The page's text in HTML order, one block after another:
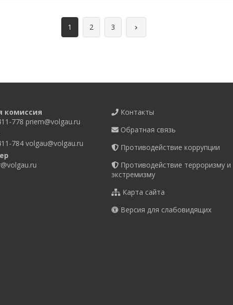
1 2 3
комиссия
778 priem@volgau.ru
784 volgau@volgau.ru
Контакты
Обратная связь
Противодействие коррупции
Противодействие терроризму и
экстремизму
Карта сайта
Версия для слабовидящих